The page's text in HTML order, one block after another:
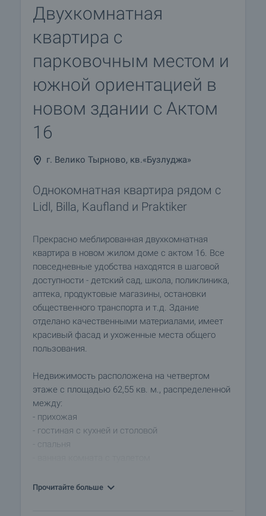
Двухкомнатная
квартира с
парковочным местом и
южной ориентацией в
новом здании с Актом
16
г. Велико Тырново, кв.«Бузлуджа»
Однокомнатная квартира рядом с
Lidl, Billa, Kaufland и Praktiker
Прекрасно меблированная двухкомнатная
квартира в новом жилом доме с актом 16. Все
повседневные удобства находятся в шаговой
доступности - детский сад, школа, поликлиника,
аптека, продуктовые магазины, остановки
общественного транспорта и т.д. Здание
отделано качественными материалами, имеет
красивый фасад и ухоженные места общего
пользования.
Недвижимость расположена на четвертом
этаже с площадью 62,55 кв. м., распределенной
между:
- прихожая
- гостиная с кухней и столовой
- спальня
Прочитайте больше